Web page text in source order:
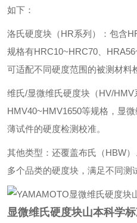
如下：
洛氏硬度块（HR系列）‌：包含
规格有HRC10~HRC70、
可适配不同硬度范围的被测材料
维氏/显微维氏硬度块（HV/HMV
HMV40~HMV1650等规格，显
薄试件的硬度检测校准。
其他类型‌：还覆盖布氏（HBW
多个品类的硬度块，满足不同测
显微维氏硬度块山本科学